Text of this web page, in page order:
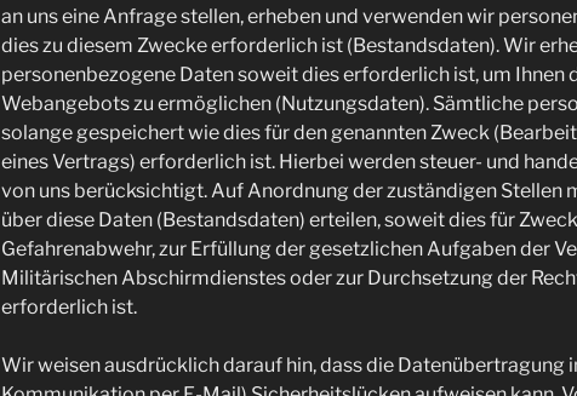
an uns eine Anfrage stellen, erheben und verwenden wir
dies zu diesem Zwecke erforderlich ist (Bestandsdaten). Wir
personenbezogene Daten soweit dies erforderlich ist, um Ihnen
Webangebots zu ermöglichen (Nutzungsdaten). Sämtliche
solange gespeichert wie dies für den genannten Zweck
eines Vertrags) erforderlich ist. Hierbei werden steuer- und
von uns berücksichtigt. Auf Anordnung der zuständigen Stellen
über diese Daten (Bestandsdaten) erteilen, soweit dies für
Gefahrenabwehr, zur Erfüllung der gesetzlichen Aufgaben der
Militärischen Abschirmdienstes oder zur Durchsetzung der
erforderlich ist.
Wir weisen ausdrücklich darauf hin, dass die Datenübertragung